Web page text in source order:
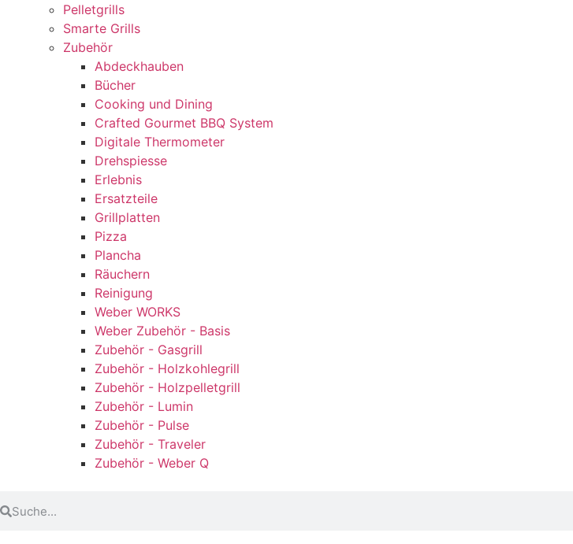
Pelletgrills
Smarte Grills
Zubehör
Abdeckhauben
Bücher
Cooking und Dining
Crafted Gourmet BBQ System
Digitale Thermometer
Drehspiesse
Erlebnis
Ersatzteile
Grillplatten
Pizza
Plancha
Räuchern
Reinigung
Weber WORKS
Weber Zubehör - Basis
Zubehör - Gasgrill
Zubehör - Holzkohlegrill
Zubehör - Holzpelletgrill
Zubehör - Lumin
Zubehör - Pulse
Zubehör - Traveler
Zubehör - Weber Q